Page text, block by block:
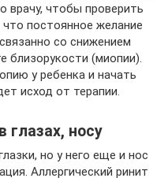
врачу, чтобы проверить
постоянное желание
со снижением
близорукости (миопии).
у ребенка и начать
исход от терапии.
глазах, носу
но у него еще и нос
Аллергический ринит